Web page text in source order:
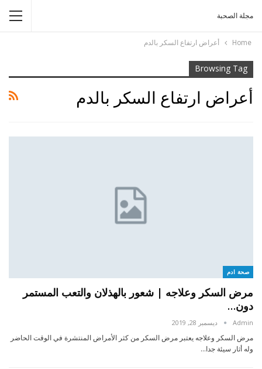
مجلة الصحبة
Home أعراض ارتفاع السكر بالدم
Browsing Tag
أعراض ارتفاع السكر بالدم
صحة ادم
مرض السكر وعلاجه | شعور بالهذلان والتعب المستمر
دون…
Admin ديسمبر 28, 2019
مرض السكر وعلاجه يعتبر مرض السكر من كثر الأمراض المنتشرة في الوقت الحاضر
وله أثار سيئة جدا…